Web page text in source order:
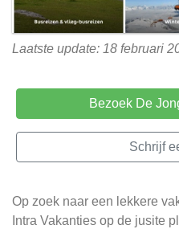
Laatste update: 18 februari
Bezoek De
Schrijf
Op zoek naar een lekkere
Intra Vakanties op de jusite